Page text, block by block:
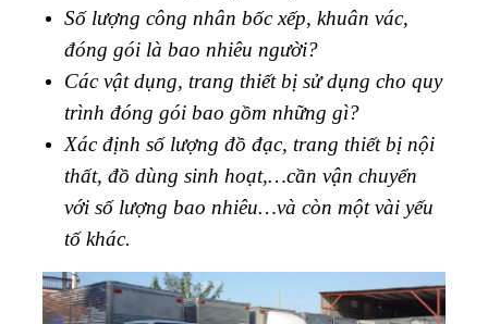
Số lượng công nhân bốc xếp, khuân vác,
đóng gói là bao nhiêu người?
Các vật dụng, trang thiết bị sử dụng cho quy
trình đóng gói bao gồm những gì?
Xác định số lượng đồ đạc, trang thiết bị nội
thất, đồ dùng sinh hoạt,…cần vận chuyển
với số lượng bao nhiêu…và còn một vài yếu
tố khác.